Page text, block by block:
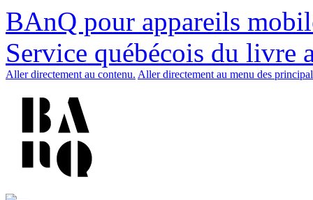
BAnQ pour appareils
Service québécois du livre
Aller directement au contenu. Aller directement au menu des